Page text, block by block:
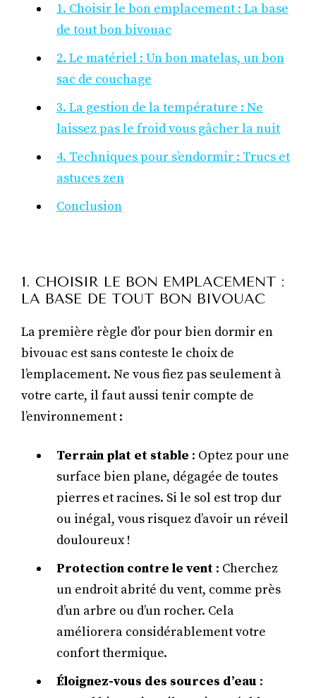
1. Choisir le bon emplacement : La base
de tout bon bivouac
2. Le matériel : Un bon matelas, un bon
sac de couchage
3. La gestion de la température : Ne
laissez pas le froid vous gâcher la nuit
4. Techniques pour s’endormir : Trucs et
astuces zen
Conclusion
1. CHOISIR LE BON EMPLACEMENT :
LA BASE DE TOUT BON BIVOUAC
La première règle d’or pour bien dormir en
bivouac est sans conteste le choix de
l’emplacement. Ne vous fiez pas seulement à
votre carte, il faut aussi tenir compte de
l’environnement :
Terrain plat et stable : Optez pour une
surface bien plane, dégagée de toutes
pierres et racines. Si le sol est trop dur
ou inégal, vous risquez d’avoir un réveil
douloureux !
Protection contre le vent : Cherchez
un endroit abrité du vent, comme près
d’un arbre ou d’un rocher. Cela
améliorera considérablement votre
confort thermique.
Éloignez-vous des sources d’eau :